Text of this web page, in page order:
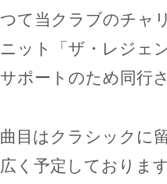
つて当クラブのチャ
ニット「ザ・レジェ
サポートのため同行
曲目はクラシックに
広く予定しておりま